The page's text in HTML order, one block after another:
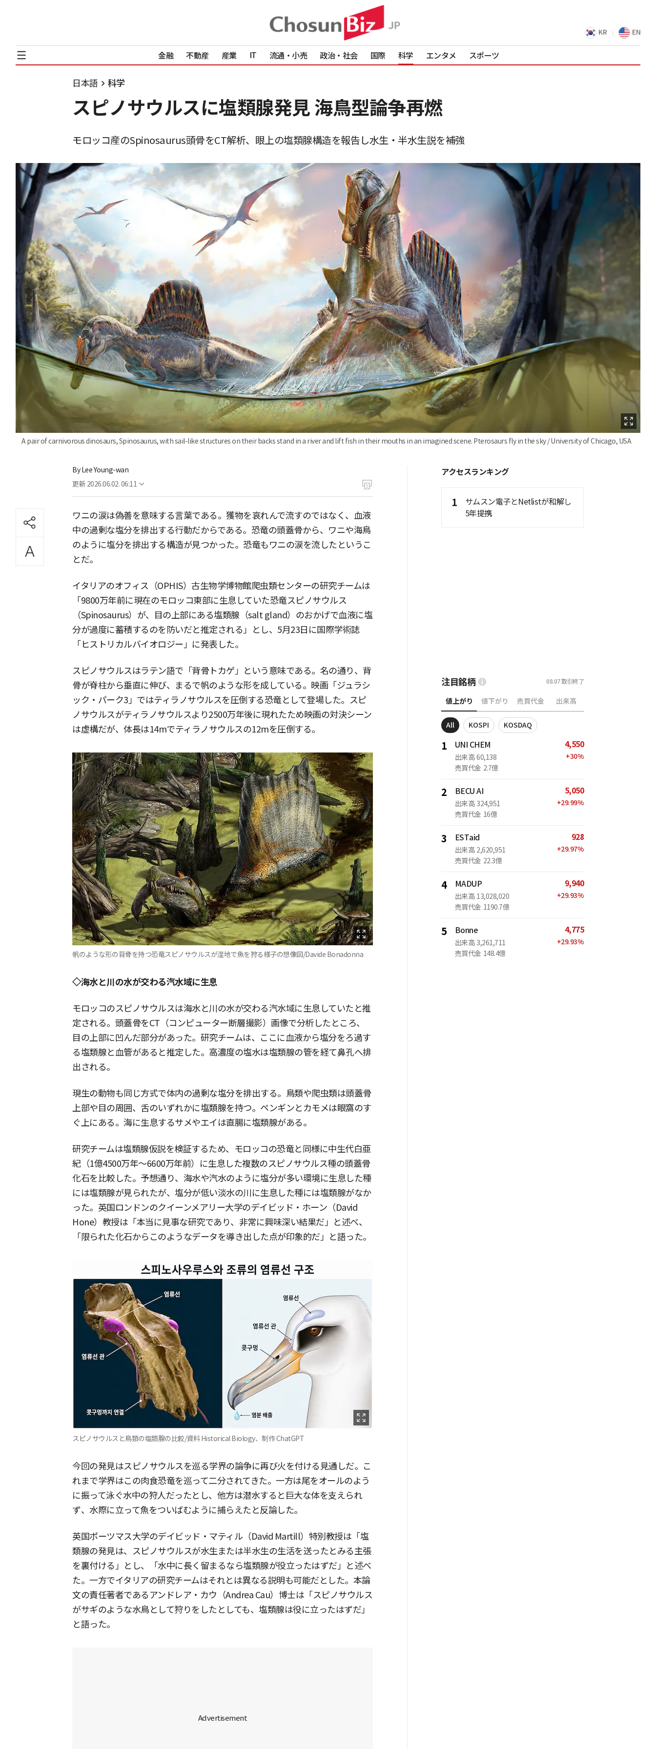
KR EN
金融 不動産 産業 IT 流通・小売 政治・社会 国際 科学 エンタメ スポーツ
日本語 科学
スピノサウルスに塩類腺発見 海鳥型論争再燃
モロッコ産のSpinosaurus頭骨をCT解析、眼上の塩類腺構造を報告し水生・半水生説を補強
A pair of carnivorous dinosaurs, Spinosaurus, with sail-like structures on their backs stand in a river and lift fish in their mouths in an imagined scene. Pterosaurs fly in the sky / University of Chicago, USA
ByLee Young-wan
更新 2026.06.02. 06:11
ワニの涙は偽善を意味する言葉である。獲物を哀れんで流すのではなく、血液
中の過剰な塩分を排出する行動だからである。恐竜の頭蓋骨から、ワニや海鳥
のように塩分を排出する構造が見つかった。恐竜もワニの涙を流したというこ
とだ。
イタリアのオフィス（OPHIS）古生物学博物館爬虫類センターの研究チームは
「9800万年前に現在のモロッコ東部に生息していた恐竜スピノサウルス
（Spinosaurus）が、目の上部にある塩類腺（salt gland）のおかげで血液に塩
分が過度に蓄積するのを防いだと推定される」とし、5月23日に国際学術誌
「ヒストリカルバイオロジー」に発表した。
スピノサウルスはラテン語で「背骨トカゲ」という意味である。名の通り、背
骨が脊柱から垂直に伸び、まるで帆のような形を成している。映画「ジュラシ
ック・パーク3」ではティラノサウルスを圧倒する恐竜として登場した。スピ
ノサウルスがティラノサウルスより2500万年後に現れたため映画の対決シーン
は虚構だが、体長は14mでティラノサウルスの12mを圧倒する。
帆のような形の背骨を持つ恐竜スピノサウルスが湿地で魚を狩る様子の想像図/Davide Bonadonna
◇海水と川の水が交わる汽水域に生息
モロッコのスピノサウルスは海水と川の水が交わる汽水域に生息していたと推
定される。頭蓋骨をCT（コンピューター断層撮影）画像で分析したところ、
目の上部に凹んだ部分があった。研究チームは、ここに血液から塩分をろ過す
る塩類腺と血管があると推定した。高濃度の塩水は塩類腺の管を経て鼻孔へ排
出される。
現生の動物も同じ方式で体内の過剰な塩分を排出する。鳥類や爬虫類は頭蓋骨
上部や目の周囲、舌のいずれかに塩類腺を持つ。ペンギンとカモメは眼窩のす
ぐ上にある。海に生息するサメやエイは直腸に塩類腺がある。
研究チームは塩類腺仮説を検証するため、モロッコの恐竜と同様に中生代白亜
紀（1億4500万年〜6600万年前）に生息した複数のスピノサウルス種の頭蓋骨
化石を比較した。予想通り、海水や汽水のように塩分が多い環境に生息した種
には塩類腺が見られたが、塩分が低い淡水の川に生息した種には塩類腺がなか
った。英国ロンドンのクイーンメアリー大学のデイビッド・ホーン（David
Hone）教授は「本当に見事な研究であり、非常に興味深い結果だ」と述べ、
「限られた化石からこのようなデータを導き出した点が印象的だ」と語った。
スピノサウルスと鳥類の塩類腺の比較/資料 Historical Biology、制作 ChatGPT
今回の発見はスピノサウルスを巡る学界の論争に再び火を付ける見通しだ。こ
れまで学界はこの肉食恐竜を巡って二分されてきた。一方は尾をオールのよう
に振って泳ぐ水中の狩人だったとし、他方は潜水すると巨大な体を支えられ
ず、水際に立って魚をついばむように捕らえたと反論した。
英国ポーツマス大学のデイビッド・マティル（David Martill）特別教授は「塩
類腺の発見は、スピノサウルスが水生または半水生の生活を送ったとみる主張
を裏付ける」とし、「水中に長く留まるなら塩類腺が役立ったはずだ」と述べ
た。一方でイタリアの研究チームはそれとは異なる説明も可能だとした。本論
文の責任著者であるアンドレア・カウ（Andrea Cau）博士は「スピノサウルス
がサギのような水鳥として狩りをしたとしても、塩類腺は役に立ったはずだ」
と語った。
アクセスランキング
1
サムスン電子とNetlistが和解し
5年提携
注目銘柄 08.07取引終了
値上がり 値下がり 売買代金 出来高
All KOSPI KOSDAQ
1 UNI CHEM
出来高 60,138
売買代金 2.7億
4,550
+30%
2 BECU AI
出来高 324,951
売買代金 16億
5,050
+29.99%
3 ESTaid
出来高 2,620,951
売買代金 22.3億
928
+29.97%
4 MADUP
出来高 13,028,020
売買代金 1190.7億
9,940
+29.93%
5 Bonne
出来高 3,261,711
売買代金 148.4億
4,775
+29.93%